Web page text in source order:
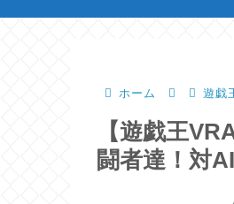
ホーム 遊戯
【遊戯王
闘者達！対